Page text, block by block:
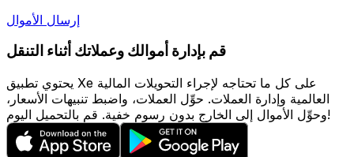
إرسال الأموال
قم بإدارة أموالك وعملاتك أثناء التنقل
يحتوي تطبيق Xe على كل ما تحتاجه لإجراء التحويلات المالية
العالمية وإدارة العملات. حوِّل العملات، واضبط تنبيهات الأسعار،
وحوِّل الأموال إلى الخارج بدون رسوم خفية. قم بالتحميل اليوم!